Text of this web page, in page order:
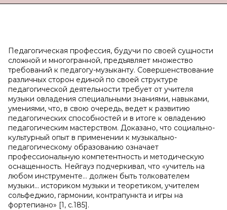
Педагогическая профессия, будучи по своей сущности
сложной и многогранной, предъявляет множество
требований к педагогу-музыканту. Совершенствование
различных сторон единой по своей структуре
педагогической деятельности требует от учителя
музыки овладения специальными знаниями, навыками,
умениями, что, в свою очередь, ведет к развитию
педагогических способностей и в итоге к овладению
педагогическим мастерством. Доказано, что социально-
культурный опыт в применении к музыкально-
педагогическому образованию означает
профессиональную компетентность и методическую
оснащенность. Нейгауз подчеркивал, что «учитель на
любом инструменте… должен быть толкователем
музыки… историком музыки и теоретиком, учителем
сольфеджио, гармонии, контрапункта и игры на
фортепиано» [1, с.185].